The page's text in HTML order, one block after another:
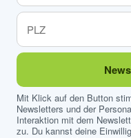
Mit Klick auf den Button
Newsletters und der
Interaktion mit dem
zu. Du kannst deine